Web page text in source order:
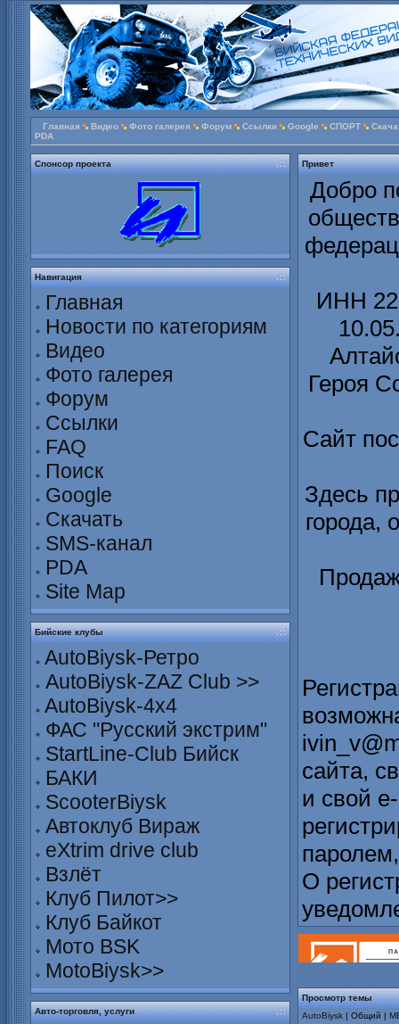
Главная Видео Фото галерея Форум Ссылки Google СПОРТ
PDA
Спонсор проекта
Навигация
Главная
Новости по категориям
Видео
Фото галерея
Форум
Ссылки
FAQ
Поиск
Google
Скачать
SMS-канал
PDA
Site Map
Бийские клубы
AutoBiysk-Ретро
AutoBiysk-ZAZ Club >>
AutoBiysk-4x4
ФАС "Русский экстрим"
StartLine-Club Бийск
БАКИ
ScooterBiysk
Автоклуб Вираж
eXtrim drive club
Взлёт
Клуб Пилот>>
Клуб Байкот
Мото BSK
MotoBiysk>>
Авто-торговля, услуги
Привет
Добро
ИНН
Героя
Сайт
Здесь
города,
сайта,
и свой
О
Просмотр темы
AutoBiysk | Общий |